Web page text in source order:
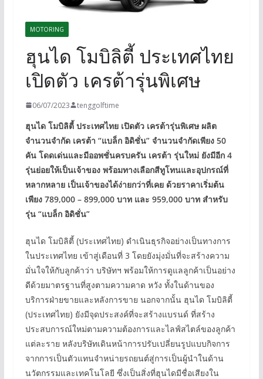
MOTORING
ฮุนได โมบิลิตี้ ประเทศไทย
เปิดตัว เครต้ารุ่นพิเศษ
06/07/2023 tenggolftime
ฮุนได โมบิลิตี้ ประเทศไทย เปิดตัว เครต้ารุ่นพิเศษ ผลิต
จำนวนจำกัด เครต้า “แบล็ก อิดิชั่น” จำนวนจำกัดเพียง 50
คัน โดดเด่นและมีออพชั่นครบครัน เครต้า รุ่นใหม่ ยังมีอีก 4
รุ่นย่อยให้เป็นเจ้าของ พร้อมทางเลือกสีทูโทนและอุปกรณ์ที่
หลากหลาย เป็นเจ้าของได้ง่ายกว่าที่เคย ด้วยราคาเริ่มต้น
เพียง 789,000 – 899,000 บาท และ 959,000 บาท สำหรับ
รุ่น “แบล็ก อิดิชั่น”
ฮุนได โมบิลิตี้ (ประเทศไทย) ดำเนินธุรกิจอย่างเป็นทางการ
ในประเทศไทย เข้าสู่เดือนที่ 3 โดยยังมุ่งมั่นที่จะสร้างความ
มั่นใจให้กับลูกค้าว่า บริษัทฯ พร้อมให้การดูแลลูกค้าเป็นอย่าง
ดีด้วยมาตรฐานที่สูงตามความคาด หวัง ทั้งในด้านของ
บริการฝ่ายขายและหลังการขาย นอกจากนั้น ฮุนได โมบิลิตี้
(ประเทศไทย) ยังมีจุดประสงค์ที่จะสร้างแบรนด์ ที่สร้าง
ประสบการณ์ใหม่ตามความต้องการและไลฟ์สไตล์ของลูกค้า
แต่ละราย หลังบริษัทเดินหน้าการปรับเปลี่ยนรูปแบบกิจการ
จากการเป็นตัวแทนจำหน่ายรถยนต์สู่การเป็นผู้นำในด้าน
นวัตกรรมและเทคโนโลยี ซึ่งเป็นสิ่งที่ฮุนไดมีชื่อเสียงใน